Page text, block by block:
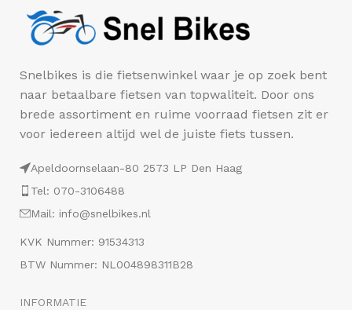
Snelbikes is die fietsenwinkel waar je op zoek bent
naar betaalbare fietsen van topwaliteit. Door ons
brede assortiment en ruime voorraad fietsen zit er
voor iedereen altijd wel de juiste fiets tussen.
Apeldoornselaan-80 2573 LP Den Haag
Tel: 070-3106488
Mail: info@snelbikes.nl
KVK Nummer: 91534313
BTW Nummer: NL004898311B28
INFORMATIE